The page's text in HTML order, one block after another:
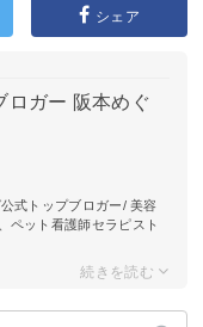
シェア
ロガー 阪本めぐ
式トップブロガー/ 美容
ペット看護師セラピスト